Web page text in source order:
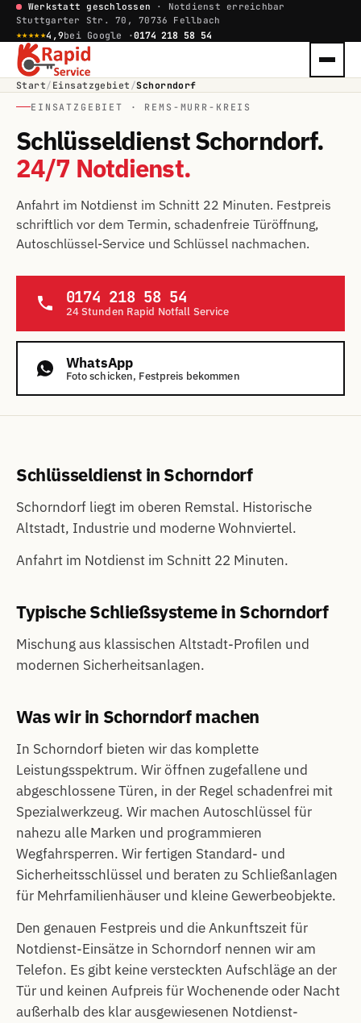
Werkstatt geschlossen · Notdienst erreichbar
Stuttgarter Str. 70, 70736 Fellbach
★★★★★4,9bei Google ·0174 218 58 54
Start/ Einsatzgebiet /Schorndorf
EINSATZGEBIET · REMS-MURR-KREIS
Schlüsseldienst Schorndorf.
24/7 Notdienst.
Anfahrt im Notdienst im Schnitt 22 Minuten. Festpreis
schriftlich vor dem Termin, schadenfreie Türöffnung,
Autoschlüssel-Service und Schlüssel nachmachen.
0174 218 58 54
24 Stunden Rapid Notfall Service
WhatsApp
Foto schicken, Festpreis bekommen
Schlüsseldienst in Schorndorf
Schorndorf liegt im oberen Remstal. Historische
Altstadt, Industrie und moderne Wohnviertel.
Anfahrt im Notdienst im Schnitt 22 Minuten.
Typische Schließsysteme in Schorndorf
Mischung aus klassischen Altstadt-Profilen und
modernen Sicherheitsanlagen.
Was wir in Schorndorf machen
In Schorndorf bieten wir das komplette
Leistungsspektrum. Wir öffnen zugefallene und
abgeschlossene Türen, in der Regel schadenfrei mit
Spezialwerkzeug. Wir machen Autoschlüssel für
nahezu alle Marken und programmieren
Wegfahrsperren. Wir fertigen Standard- und
Sicherheitsschlüssel und beraten zu Schließanlagen
für Mehrfamilienhäuser und kleine Gewerbeobjekte.
Den genauen Festpreis und die Ankunftszeit für
Notdienst-Einsätze in Schorndorf nennen wir am
Telefon. Es gibt keine versteckten Aufschläge an der
Tür und keinen Aufpreis für Wochenende oder Nacht
außerhalb des klar ausgewiesenen Notdienst-